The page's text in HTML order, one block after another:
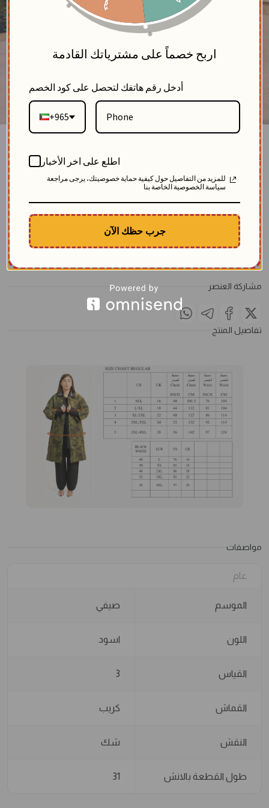
جاكيت بليزر من الكريب-اسود-3
4
SKU: 12541-black-3
الوصف
جاكيت بليزر نسائي أنيق من خام الكريب، مزين بكريستال ملون على الحاشية، تصميم
يجمع بين الكلاسيكية ولمسات الإبداع ليميز إطلالتك
112.52
$
مشاركة العنصر
تفاصيل المنتج
مواصفات
عام
الموسم صيفي
اللون اسود
القياس 3
القماش كريب
النقش شك
طول القطعة بالانش 31
اربح خصماً على مشترياتك القادمة
أدخل رقم هاتفك لتحصل على كود الخصم
+965
اطلع على اخر الأخبار
للمزيد من التفاصيل حول كيفية حماية خصوصيتك، يرجى مراجعة
سياسة الخصوصية الخاصة بنا
جرب حظك الآن